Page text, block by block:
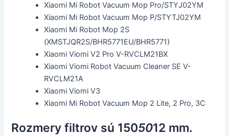
Xiaomi Mi Robot Vacuum Mop Pro/STYJ02YM
Xiaomi Mi Robot Vacuum Mop P/STYTJ02YM
Xiaomi Mi Robot Mop 2S
(XMSTJQR2S/BHR5771EU/BHR5771)
Xiaomi Viomi V2 Pro V-RVCLM21BX
Xiaomi Viomi Robot Vacuum Cleaner SE V-
RVCLM21A
Xiaomi Viomi V3
Xiaomi Mi Robot Vacuum Mop 2 Lite, 2 Pro, 3C
Rozmery filtrov sú 1505012 mm.